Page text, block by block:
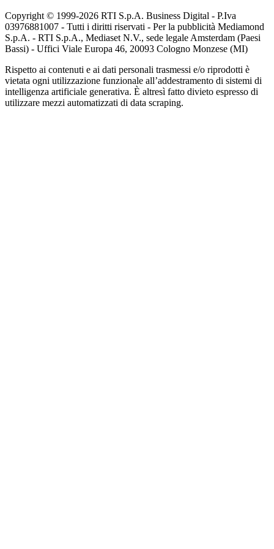
Copyright © 1999-2026 RTI S.p.A. Business Digital - P.Iva
03976881007 - Tutti i diritti riservati - Per la pubblicità Mediamond
S.p.A. - RTI S.p.A., Mediaset N.V., sede legale Amsterdam (Paesi
Bassi) - Uffici Viale Europa 46, 20093 Cologno Monzese (MI)
Rispetto ai contenuti e ai dati personali trasmessi e/o riprodotti è
vietata ogni utilizzazione funzionale all’addestramento di sistemi di
intelligenza artificiale generativa. È altresì fatto divieto espresso di
utilizzare mezzi automatizzati di data scraping.